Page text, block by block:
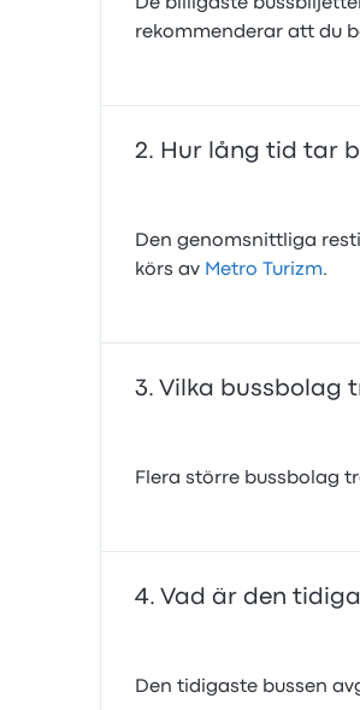
De billigaste
rekommenderar att du
Hur lång tid tar
Den genomsnittliga
körs av Metro Turizm.
Vilka bussbolag
Flera större bussbolag
Vad är den
Den tidigaste bussen